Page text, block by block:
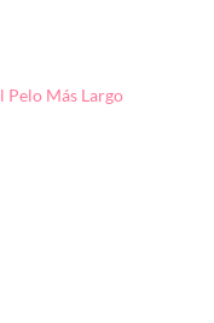
Pelo Más Largo